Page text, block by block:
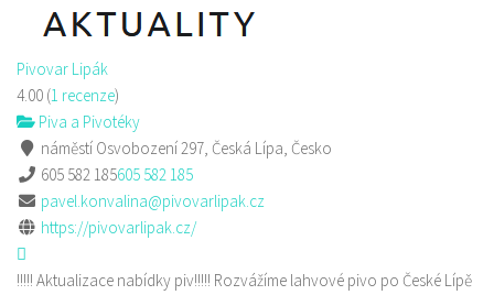
Pivovar Lipák
4.00 (1 recenze)
Piva a Pivotéky
náměstí Osvobození 297, Česká Lípa, Česko
605 582 185605 582 185
pavel.konvalina@pivovarlipak.cz
https://pivovarlipak.cz/
!!!!! Aktualizace nabídky piv!!!!! Rozvážíme lahvové pivo po České Lípě